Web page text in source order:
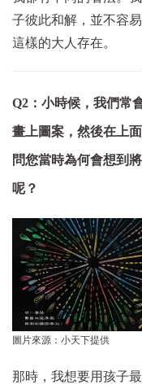
子彼此和解，並不容
這樣的大人存在。
Q2：小時候，我們常
畫上圖案，然後在上
問您當時為何會想到
呢？
圖片來源：小天下提供
那時，我想要用孩子